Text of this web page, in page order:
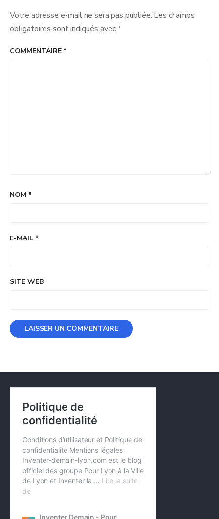
Votre adresse e-mail ne sera pas publiée. Les champs
obligatoires sont indiqués avec*
COMMENTAIRE *
NOM *
E-MAIL *
SITE WEB